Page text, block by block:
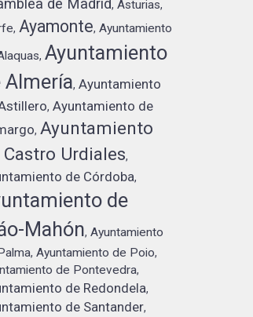
de Madrid,Asturias,
, Ayamonte,Ayuntamiento
,Ayuntamiento
Almería,Ayuntamiento
,Ayuntamiento de
, Ayuntamiento
Castro Urdiales,
de Córdoba,
de
Mahón,Ayuntamiento
,Ayuntamiento de Poio,
de Pontevedra,
de Redondela,
de Santander,